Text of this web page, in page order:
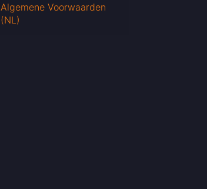
Algemene Voorwaarden
(NL)